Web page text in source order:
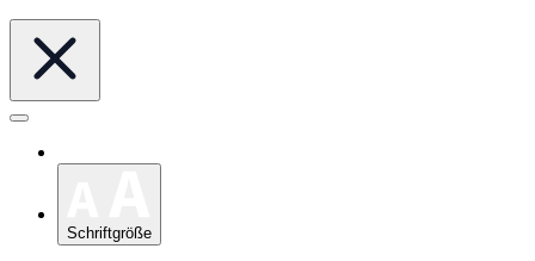
Schriftgröße